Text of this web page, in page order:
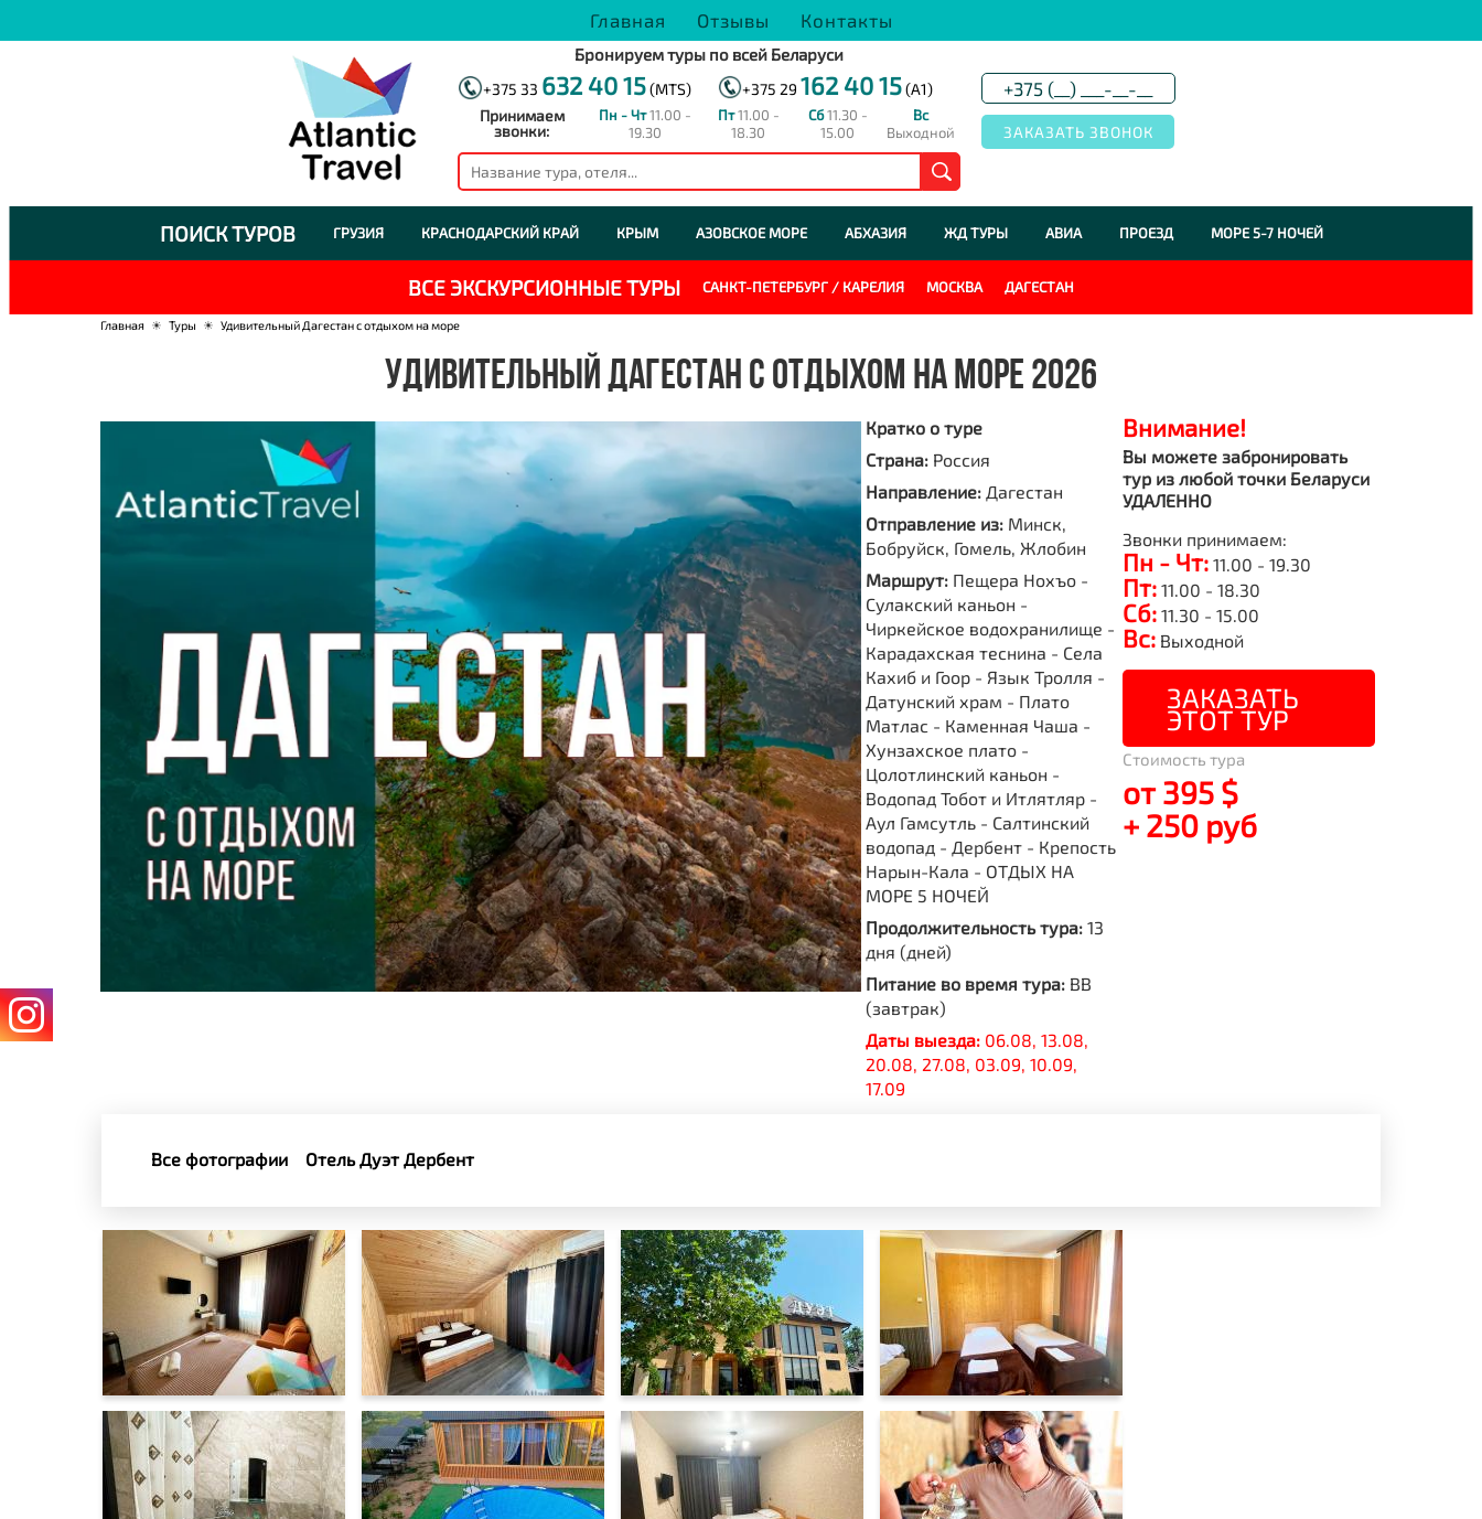
Главная Отзывы Контакты
Бронируем туры по всей Беларуси
+375 33 632 40 15(MTS) +375 29 162 40 15(A1)
Принимаем
звонки:
Пн - Чт11.00 -
19.30
Пт11.00 -
18.30
Сб11.30 -
15.00
Вс
Выходной
ПОИСК ТУРОВ ГРУЗИЯ КРАСНОДАРСКИЙ КРАЙ КРЫМ АЗОВСКОЕ МОРЕ АБХАЗИЯ ЖД ТУРЫ АВИА ПРОЕЗД МОРЕ 5-7 НОЧЕЙ
ВСЕ ЭКСКУРСИОННЫЕ ТУРЫ САНКТ-ПЕТЕРБУРГ / КАРЕЛИЯ МОСКВА ДАГЕСТАН
Главная ☀ Туры ☀ Удивительный Дагестан с отдыхом на море
УДИВИТЕЛЬНЫЙ ДАГЕСТАН С ОТДЫХОМ НА МОРЕ 2026
Кратко о туре
Страна: Россия
Направление: Дагестан
Отправление из: Минск,
Бобруйск, Гомель, Жлобин
Маршрут: Пещера Нохъо -
Сулакский каньон -
Чиркейское водохранилище -
Карадахская теснина - Села
Кахиб и Гоор - Язык Тролля -
Датунский храм - Плато
Матлас - Каменная Чаша -
Хунзахское плато -
Цолотлинский каньон -
Водопад Тобот и Итлятляр -
Аул Гамсутль - Салтинский
водопад - Дербент - Крепость
Нарын-Кала - ОТДЫХ НА
МОРЕ 5 НОЧЕЙ
Продолжительность тура: 13
дня (дней)
Питание во время тура: BB
(завтрак)
Даты выезда: 06.08, 13.08,
20.08, 27.08, 03.09, 10.09,
17.09
Внимание!
Вы можете забронировать
тур из любой точки Беларуси
УДАЛЕННО
Звонки принимаем:
Пн - Чт:11.00 - 19.30
Пт:11.00 - 18.30
Сб:11.30 - 15.00
Вс:Выходной
ЗАКАЗАТЬ
ЭТОТ ТУР
Стоимость тура
от 395 $
+ 250 руб
Все фотографии Отель Дуэт Дербент